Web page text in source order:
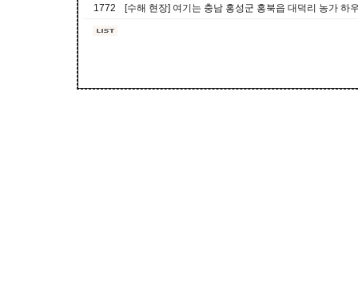
1772
[수해 현장] 여기는 충남 홍성군 홍북읍 대덕리 농가 하